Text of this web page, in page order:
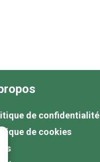
de confidentialité
de cookies